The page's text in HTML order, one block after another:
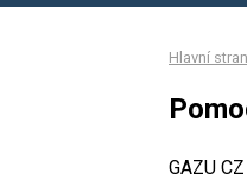
Hlavní
GAZU